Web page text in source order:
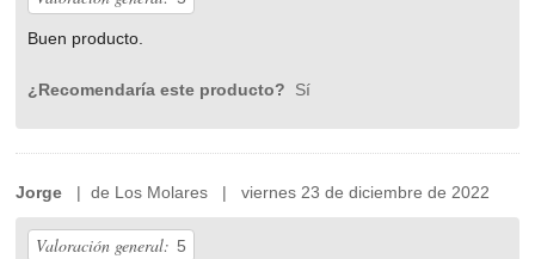
Buen producto.
¿Recomendaría este producto? Sí
Jorge | de Los Molares | viernes 23 de diciembre de 2022
Valoración general: 5